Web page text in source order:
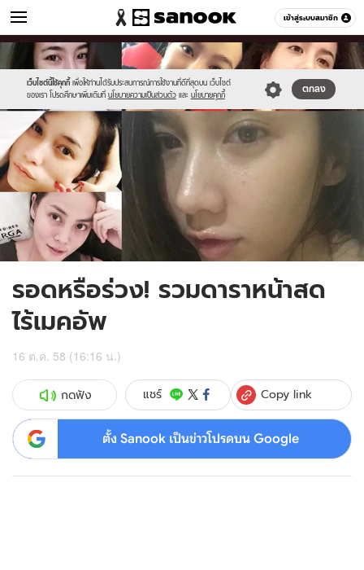
เข้าสู่ระบบสมาชิก
ผู้หญิง หมวดอื่นๆ
เว็บไซต์นี้ใช้คุกกี้ เพื่อให้ท่านได้รับประสบการณ์การใช้งานที่ดีที่สุดบน เว็บไซต์
ของเรา โปรดศึกษาเพิ่มเติมที่ นโยบายความเป็นส่วนตัว และ นโยบายคุกกี้
ตกลง
Sanook
//s.isanook.com/sr/0/images/logo-
new-
sanook.png
600
60
//s.isanook.com/wo/0/ud/8/42889/hi.jpg
รอดหรือร่วง! รวมดาราหน้าสด
ไร้เมคอัพ
16 ต.ค. 58 (16:16 น.)
กดฟัง แชร์ Copy link
ตั้ง Sanook เป็นข่าวโปรดบน Google